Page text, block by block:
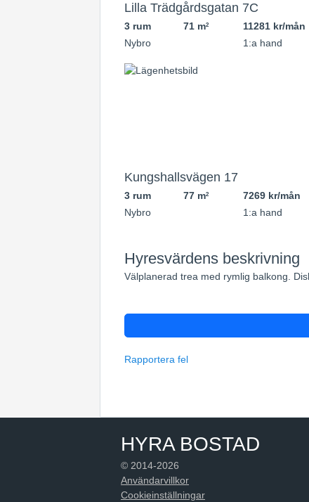
Lilla Trädgårdsgatan 7C
3 rum 71 m2
11281 kr/mån
Nybro
1:a hand
Kungshallsvägen 17
3 rum 77 m2
7269 kr/mån
Nybro
1:a hand
Hyresvärdens beskrivning
Välplanerad trea med rymlig balkong.
Rapportera fel
HYRA BOSTAD
© 2014-2026
Användarvillkor
Cookieinställningar